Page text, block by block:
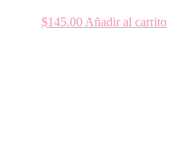
$145.00Añadir al carrito